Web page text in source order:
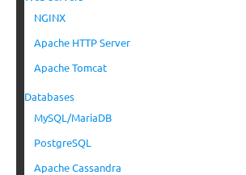
NGINX
Apache HTTP Server
Apache Tomcat
Databases
MySQL/MariaDB
PostgreSQL
Apache Cassandra